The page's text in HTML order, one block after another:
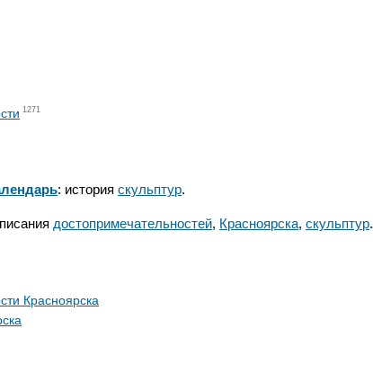
1271
: история скульптур.
достопримечательностей, Красноярска, скульптур.
Красноярска